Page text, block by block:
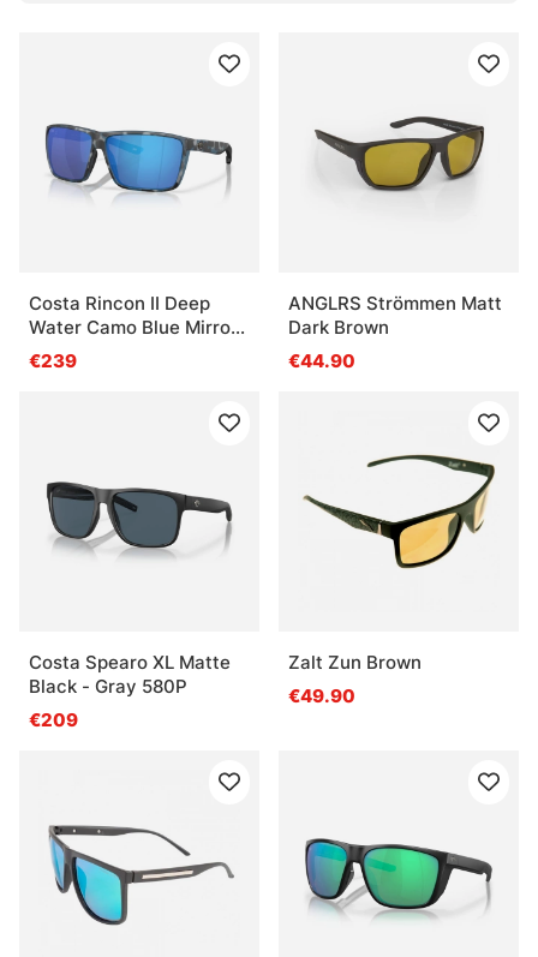
Was ist der Vorteil von gelben Gläsern?
Was ist der Vorteil von kupferfarbenen Gläsern?
Costa Rincon II Deep
Water Camo Blue Mirror
580G
€239
ANGLRS Strömmen Matt
Dark Brown
€44.90
Costa Spearo XL Matte
Black - Gray 580P
€209
Zalt Zun Brown
€49.90